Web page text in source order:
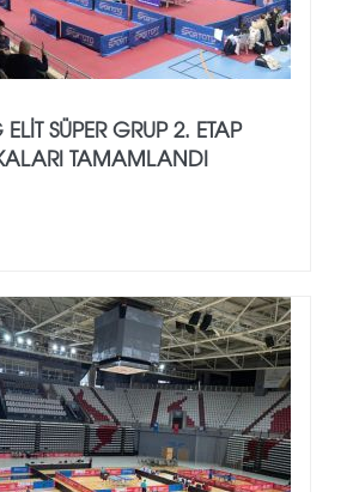
ELIT SÜPER GRUP 2. ETAP
TAMAMLANDI